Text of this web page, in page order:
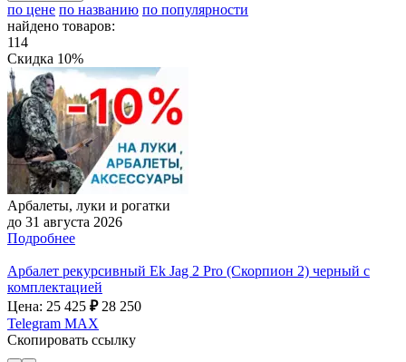
по цене по названию по популярности
найдено товаров:
114
Скидка 10%
Арбалеты, луки и рогатки
до 31 августа 2026
Подробнее
Арбалет рекурсивный Ek Jag 2 Pro (Скорпион 2) черный с
комплектацией
Цена: 25 425 ₽ 28 250
Telegram MAX
Скопировать ссылку